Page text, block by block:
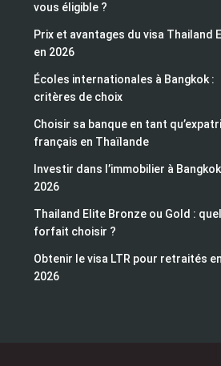
vous éligible ?
Prix et avantages du visa Thailand
en 2026
Écoles internationales à Bangkok :
critères de choix
Choisir sa banque en tant
français en Thaïlande
Investir dans l’immobilier à
2026
Thailand Elite Bronze ou Gold : quel
forfait choisir ?
Obtenir le visa LTR pour retraités en
2026